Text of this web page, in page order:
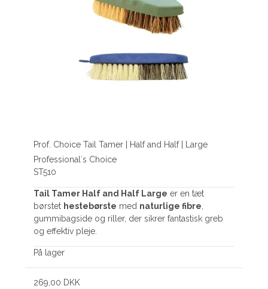
Prof. Choice Tail Tamer | Half and Half | Large
Professional´s Choice
ST510
Tail Tamer Half and Half Large er en tæt
børstet hestebørste med naturlige fibre
gummibagside og riller, der sikrer fantastisk greb
og effektiv pleje.
På lager
269,00 DKK